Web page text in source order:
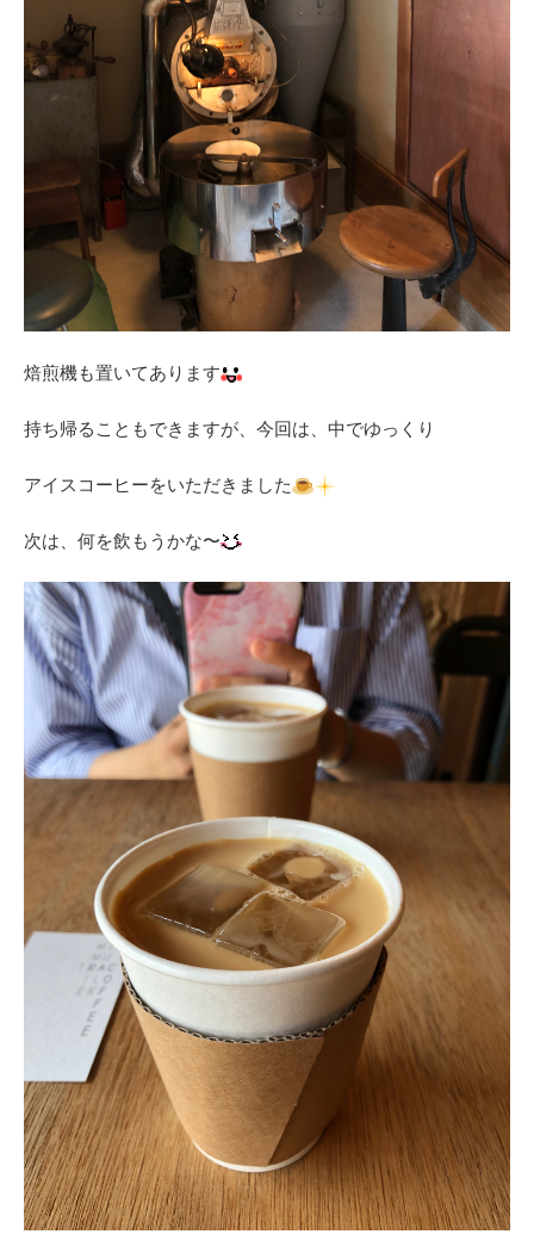
焙煎機も置いてあります
持ち帰ることもできますが、今回は、中でゆっくり
アイスコーヒーをいただきました
次は、何を飲もうかな〜